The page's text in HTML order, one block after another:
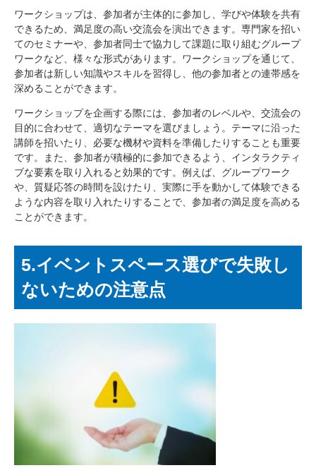
ワークショップは、参加者が主体的に参加し、学びや体験を共有
できるため、満足度の高い交流会を演出できます。専門家を招い
てのセミナーや、参加者同士で協力して課題に取り組むグループ
ワークなど、様々な形式があります。ワークショップを通じて、
参加者は新しい知識やスキルを習得し、他の参加者との連帯感を
深めることができます。
ワークショップを企画する際には、参加者のレベルや、交流会の
目的に合わせて、適切なテーマを選びましょう。テーマに沿った
講師を招いたり、必要な機材や資料を準備したりすることも重要
です。また、参加者が積極的に参加できるよう、インタラクティ
ブな要素を取り入れると効果的です。例えば、グループワーク
や、質疑応答の時間を設けたり、実際に手を動かして体験できる
ような内容を取り入れたりすることで、参加者の満足度を高める
ことができます。
5.イベントスペース選びで失敗し
ないための注意点